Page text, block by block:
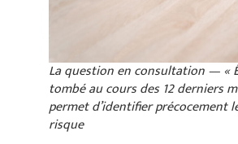
La question en consultation — «
tombé au cours des 12 derniers
permet d’identifier précocement
risque